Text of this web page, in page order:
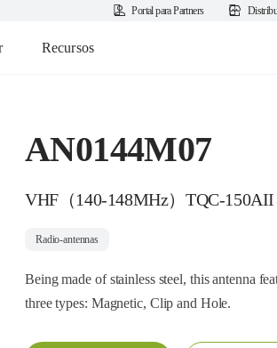
Portal para Partners
Recursos
AN0144M07
VHF（140-148MHz）TQC-150AII
Radio-antennas
Being made of stainless steel, this antenna
three types: Magnetic, Clip and Hole.